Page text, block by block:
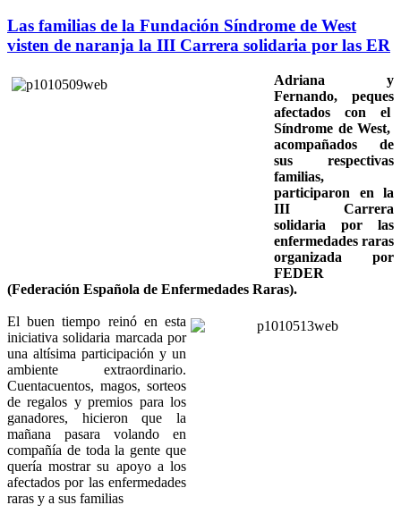
Las familias de la Fundación Síndrome de West
visten de naranja la III Carrera solidaria por las ER
Adriana y
Fernando, peques
afectados con el
Síndrome de West,
acompañados de
sus respectivas
familias,
participaron en la
III Carrera
solidaria por las
enfermedades raras
organizada por
FEDER
(Federación Española de Enfermedades Raras).
El buen tiempo reinó en esta
iniciativa solidaria marcada por
una altísima participación y un
ambiente extraordinario.
Cuentacuentos, magos, sorteos
de regalos y premios para los
ganadores, hicieron que la
mañana pasara volando en
compañía de toda la gente que
quería mostrar su apoyo a los
afectados por las enfermedades
raras y a sus familias